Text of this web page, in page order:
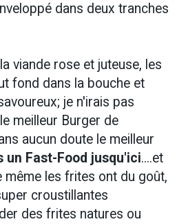
dans deux tranches
viande rose et juteuse, les
fond dans la bouche et
je n'irais pas
meilleur Burger de
aucun doute le meilleur
un Fast-Food jusqu'ici....et
même les frites ont du goût,
croustillantes
des frites natures ou